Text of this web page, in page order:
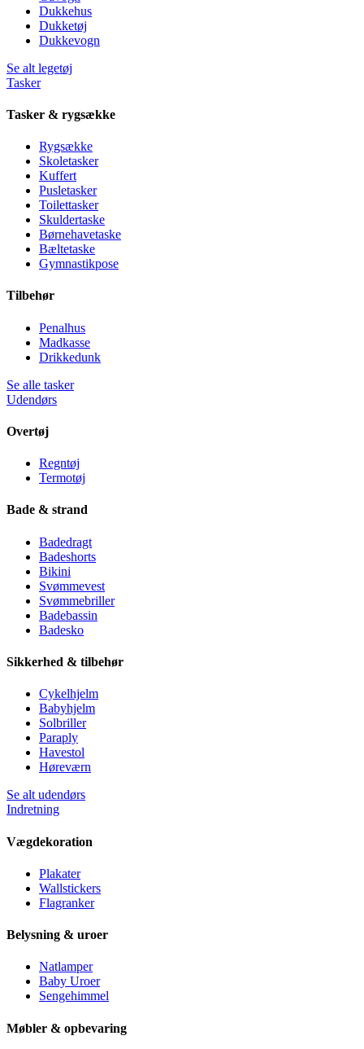
Dukkehus
Dukketøj
Dukkevogn
Se alt legetøj
Tasker
Tasker & rygsække
Rygsække
Skoletasker
Kuffert
Pusletasker
Toilettasker
Skuldertaske
Børnehavetaske
Bæltetaske
Gymnastikpose
Tilbehør
Penalhus
Madkasse
Drikkedunk
Se alle tasker
Udendørs
Overtøj
Regntøj
Termotøj
Bade & strand
Badedragt
Badeshorts
Bikini
Svømmevest
Svømmebriller
Badebassin
Badesko
Sikkerhed & tilbehør
Cykelhjelm
Babyhjelm
Solbriller
Paraply
Havestol
Høreværn
Se alt udendørs
Indretning
Vægdekoration
Plakater
Wallstickers
Flagranker
Belysning & uroer
Natlamper
Baby Uroer
Sengehimmel
Møbler & opbevaring